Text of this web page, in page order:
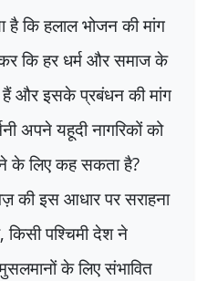
है कि हलाल भोजन की मांग
कि हर धर्म और समाज के
और इसके प्रबंधन की मांग
अपने यहूदी नागरिकों को
के लिए कह सकता है?
की इस आधार पर सराहना
,किसी पश्चिमी देश ने
के लिए संभावित